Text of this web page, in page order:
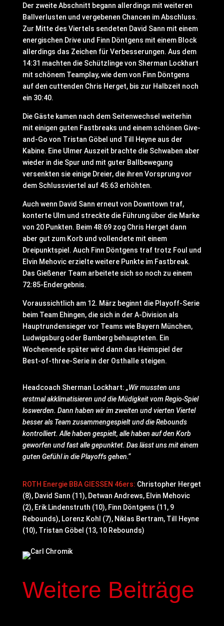
Der zweite Abschnitt begann allerdings mit weiteren
Ballverlusten und vergebenen Chancen im Abschluss.
Zur Mitte des Viertels sendeten David Sann mit einem
energischen Drive und Finn Döntgens mit einem Block
allerdings das Zeichen für Verbesserungen. Aus dem
14:31 machten die Schützlinge von Sherman Lockhart
mit schönem Teamplay, wie dem von Finn Döntgens
auf den cuttenden Chris Herget, bis zur Halbzeit noch
ein 30:40.
Die Gäste kamen nach dem Seitenwechsel weiterhin
mit einigen guten Fastbreaks und einem schönen Give-
and-Go von Tristan Göbel und Till Heyne aus der
Kabine. Eine Ulmer Auszeit brachte die Schwaben aber
wieder in die Spur und mit guter Ballbewegung
versenkten sie einige Dreier, die ihren Vorsprung vor
dem Schlussviertel auf 45:63 erhöhten.
Auch wenn David Sann erneut von Downtown traf,
konterte Ulm und streckte die Führung über die Marke
von 20 Punkten. Beim 48:69 zog Chris Herget dann
aber gut zum Korb und vollendete mit einem
Dreipunktspiel. Auch Finn Döntgens traf trotz Foul und
Elvin Mehovic erzielte weitere Punkte im Fastbreak.
Das Gießener Team arbeitete sich so noch zu einem
72:85-Endergebnis.
Voraussichtlich am 12. März beginnt die Playoff-Serie
beim Team Ehingen, die sich in der A-Division als
Hauptrundensieger vor Teams wie Bayern München,
Ludwigsburg oder Bamberg behaupteten. Ein
Wochenende später wird dann das Heimspiel der
Best-of-three-Serie in der Osthalle steigen.
Headcoach Sherman Lockhart: „Wir mussten uns
erstmal akklimatisieren und die Müdigkeit vom Regio-Spiel
loswerden. Dann haben wir im zweiten und vierten Viertel
besser als Team zusammengespielt und die Rebounds
kontrolliert. Alle haben gespielt, alle haben auf den Korb
geworfen und fast alle gepunktet. Das lässt uns mit einem
guten Gefühl in die Playoffs gehen.“
ROTH Energie BBA GIESSEN 46ers: Christopher Herget
(8), David Sann (11), Detwan Andrews, Elvin Mehovic
(2), Erik Lindenstruth (10), Finn Döntgens (11, 9
Rebounds), Lorenz Kohl (7), Niklas Bertram, Till Heyne
(10), Tristan Göbel (13, 10 Rebounds)
Weitere Beiträge